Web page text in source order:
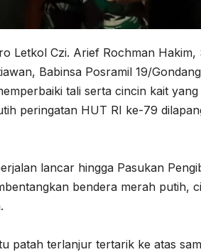
Letkol Czi. Arief Rochman Hakim,
Babinsa Posramil 19/
tali serta cincin kait yang
peringatan HUT RI ke-79
lancar hingga Pasukan
bendera merah putih,
patah terlanjur tertarik ke atas